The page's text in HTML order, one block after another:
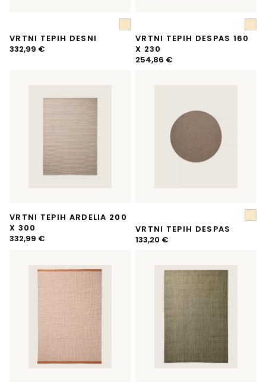
VRTNI TEPIH DESNI
332,99 €
VRTNI TEPIH DESPAS 160
X 230
254,86 €
VRTNI TEPIH ARDELIA 200
X 300
332,99 €
VRTNI TEPIH DESPAS
133,20 €